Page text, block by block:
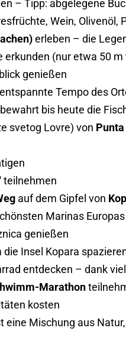
– Tipp: abgelegene
Wein, Olivenöl,
erleben – die
(nur etwa 50
genießen
Tempo des
bis heute die
svetog Lovre) von
teilnehmen
auf dem Gipfel von
Marinas Europas
genießen
Insel Kopara
entdecken – dank
Marathon
kosten
eine Mischung aus